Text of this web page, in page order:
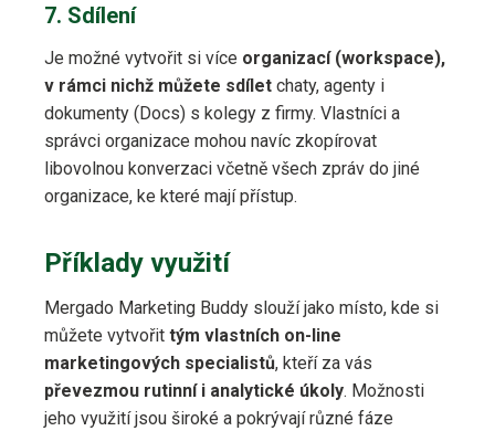
7. Sdílení
Je možné vytvořit si více organizací (workspace),
v rámci nichž můžete sdílet chaty, agenty i
dokumenty (Docs) s kolegy z firmy. Vlastníci a
správci organizace mohou navíc zkopírovat
libovolnou konverzaci včetně všech zpráv do jiné
organizace, ke které mají přístup.
Příklady využití
Mergado Marketing Buddy slouží jako místo, kde si
můžete vytvořit tým vlastních on-line
marketingových specialistů, kteří za vás
převezmou rutinní i analytické úkoly. Možnosti
jeho využití jsou široké a pokrývají různé fáze